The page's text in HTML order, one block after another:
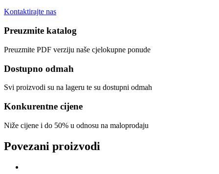
Kontaktirajte nas
Preuzmite katalog
Preuzmite PDF verziju naše cjelokupne ponude
Dostupno odmah
Svi proizvodi su na lageru te su dostupni odmah
Konkurentne cijene
Niže cijene i do 50% u odnosu na maloprodaju
Povezani proizvodi